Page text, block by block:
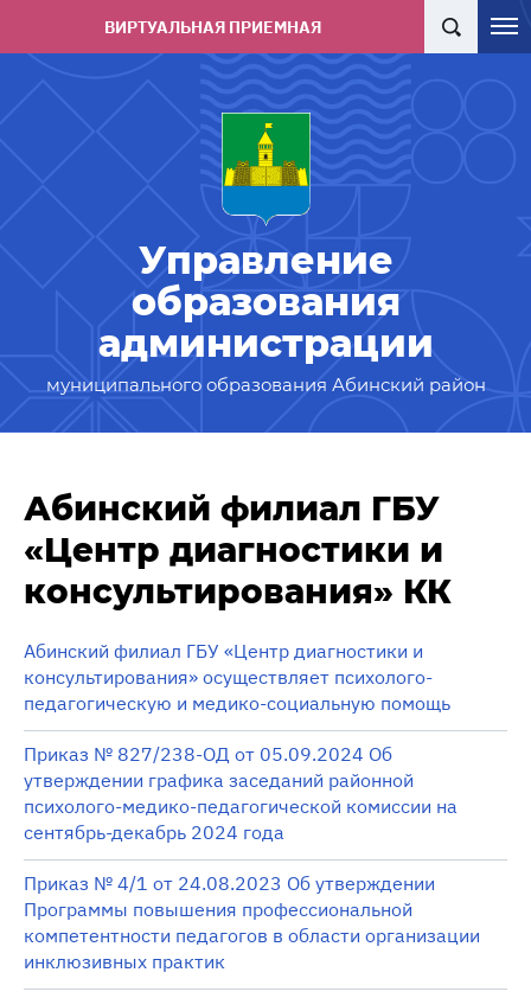
ВИРТУАЛЬНАЯ ПРИЕМНАЯ
Управление
образования
администрации
муниципального образования Абинский район
Абинский филиал ГБУ
«Центр диагностики и
консультирования» КК
Абинский филиал ГБУ «Центр диагностики и
консультирования» осуществляет психолого-
педагогическую и медико-социальную помощь
Приказ № 827/238-ОД от 05.09.2024 Об
утверждении графика заседаний районной
психолого-медико-педагогической комиссии на
сентябрь-декабрь 2024 года
Приказ № 4/1 от 24.08.2023 Об утверждении
Программы повышения профессиональной
компетентности педагогов в области организации
инклюзивных практик